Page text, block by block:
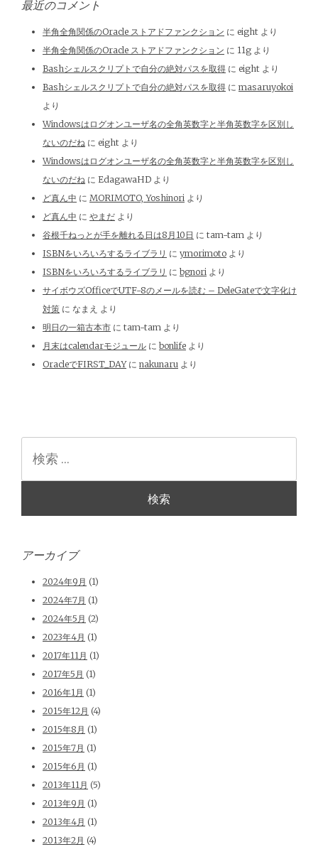
最近のコメント
半角全角関係のOracle ストアドファンクション に eight より
半角全角関係のOracle ストアドファンクション に 11g より
Bashシェルスクリプトで自分の絶対パスを取得 に eight より
Bashシェルスクリプトで自分の絶対パスを取得 に masaruyokoi
より
Windowsはログオンユーザ名の全角英数字と半角英数字を区別し
ないのだね に eight より
Windowsはログオンユーザ名の全角英数字と半角英数字を区別し
ないのだね に EdagawaHD より
ど真ん中 に MORIMOTO, Yoshinori より
ど真ん中 に やまだ より
谷根千ねっとが手を離れる日は8月10日 に tam-tam より
ISBNをいろいろするライブラリ に ymorimoto より
ISBNをいろいろするライブラリ に bgnori より
サイボウズOfficeでUTF-8のメールを読む – DeleGateで文字化け
対策 に なまえ より
明日の一箱古本市 に tam-tam より
月末はcalendarモジュール に bonlife より
OracleでFIRST_DAYに nakunaru より
アーカイブ
2024年9月 (1)
2024年7月 (1)
2024年5月 (2)
2023年4月 (1)
2017年11月 (1)
2017年5月 (1)
2016年1月 (1)
2015年12月 (4)
2015年8月 (1)
2015年7月 (1)
2015年6月 (1)
2013年11月 (5)
2013年9月 (1)
2013年4月 (1)
2013年2月 (4)